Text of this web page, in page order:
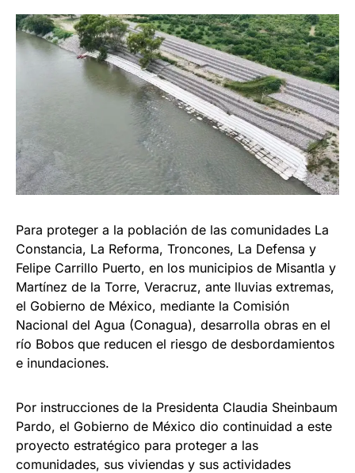
Para proteger a la población de las comunidades La
Constancia, La Reforma, Troncones, La Defensa y
Felipe Carrillo Puerto, en los municipios de Misantla y
Martínez de la Torre, Veracruz, ante lluvias extremas,
el Gobierno de México, mediante la Comisión
Nacional del Agua (Conagua), desarrolla obras en el
río Bobos que reducen el riesgo de desbordamientos
e inundaciones.
Por instrucciones de la Presidenta Claudia Sheinbaum
Pardo, el Gobierno de México dio continuidad a este
proyecto estratégico para proteger a las
comunidades, sus viviendas y sus actividades